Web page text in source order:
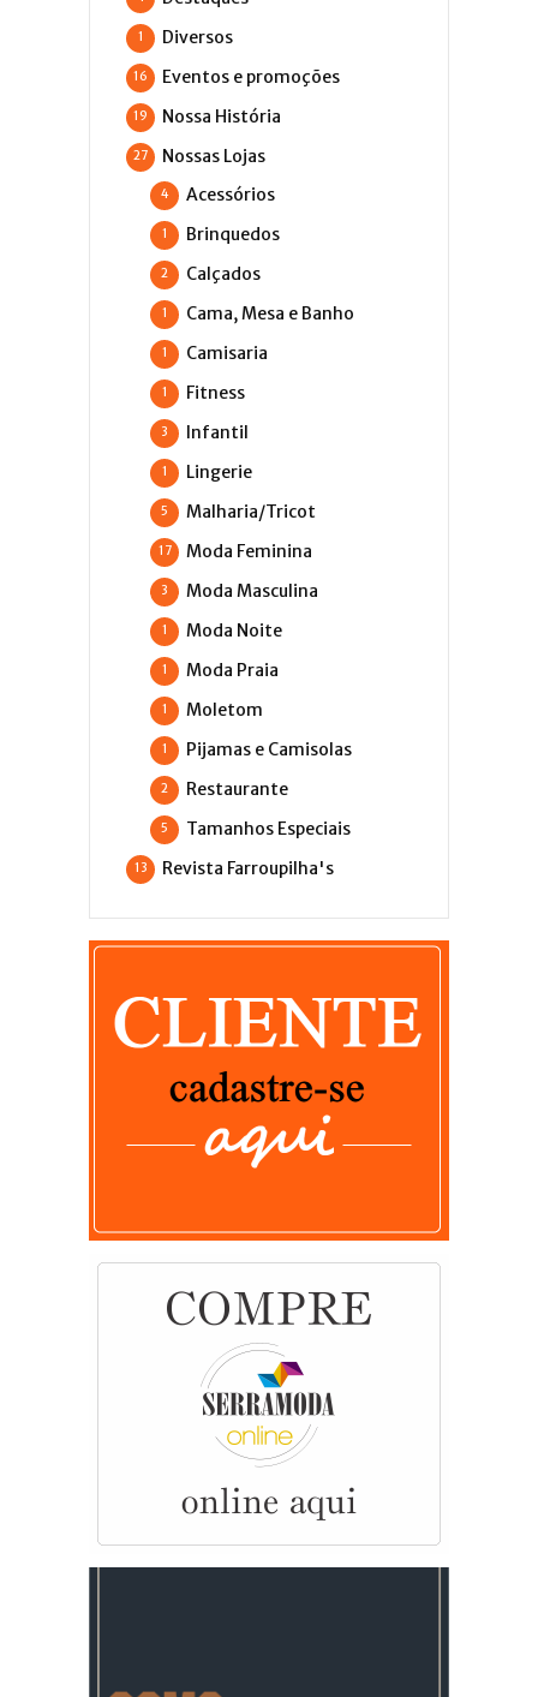
Diversos
1
Eventos e promoções
16
Nossa História
19
Nossas Lojas
27
Acessórios
4
Brinquedos
1
Calçados
2
Cama, Mesa e Banho
1
Camisaria
1
Fitness
1
Infantil
3
Lingerie
1
Malharia/Tricot
5
Moda Feminina
17
Moda Masculina
3
Moda Noite
1
Moda Praia
1
Moletom
1
Pijamas e Camisolas
1
Restaurante
2
Tamanhos Especiais
5
Revista Farroupilha's
13